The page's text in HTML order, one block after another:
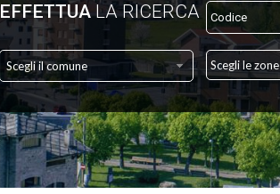
EFFETTUALA RICERCA
Scegli il comune Scegli le zone